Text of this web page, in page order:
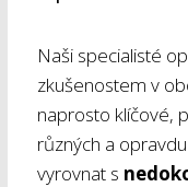
Naši specialisté
zkušenostem v
naprosto klíčové,
různých a
vyrovnat s